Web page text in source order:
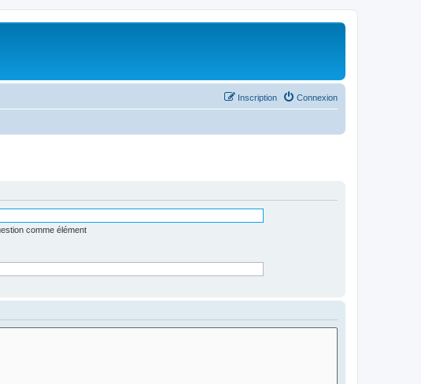
Connexion
Inscription
comme élément